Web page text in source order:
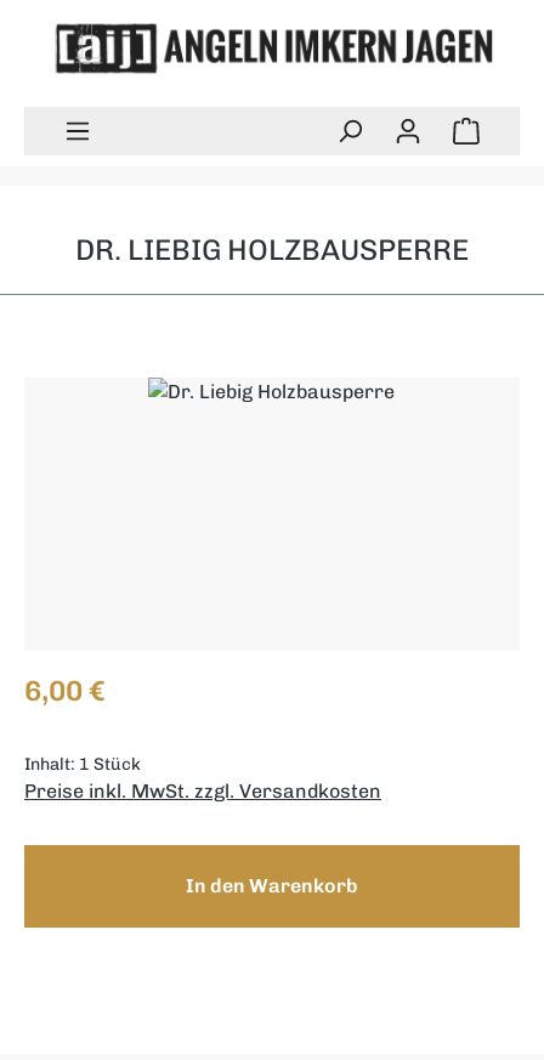
Zum Hauptinhalt springen
DR. LIEBIG HOLZBAUSPERRE
Bildergalerie überspringen
Regulärer Preis:
6,00 €
Inhalt: 1 Stück
Preise inkl. MwSt. zzgl. Versandkosten
In den Warenkorb